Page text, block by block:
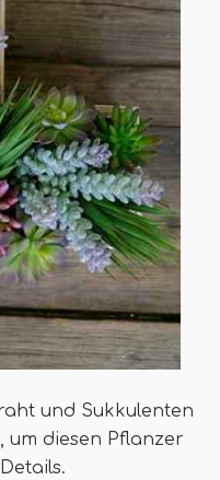
und Sukkulenten
um diesen Pflanzer